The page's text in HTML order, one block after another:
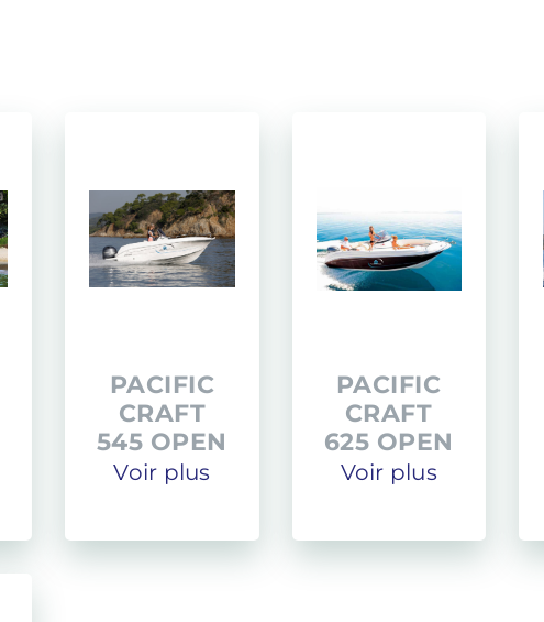
TIMONIER
DAY CRUISER
PACIFIC
CRAFT
545 OPEN
Voir plus
PACIFIC
CRAFT
625 OPEN
Voir plus